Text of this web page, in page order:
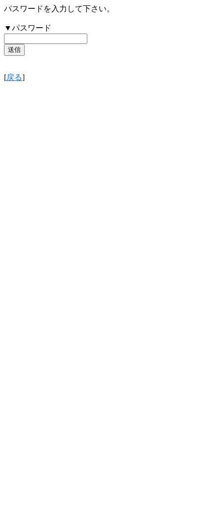
パスワードを入力して下さい。
▼パスワード
[戻る]